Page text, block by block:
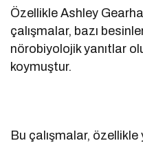
Özellikle Ashley
çalışmalar, bazı
nörobiyolojik yanıtlar
koymuştur.
Bu çalışmalar, özellikle